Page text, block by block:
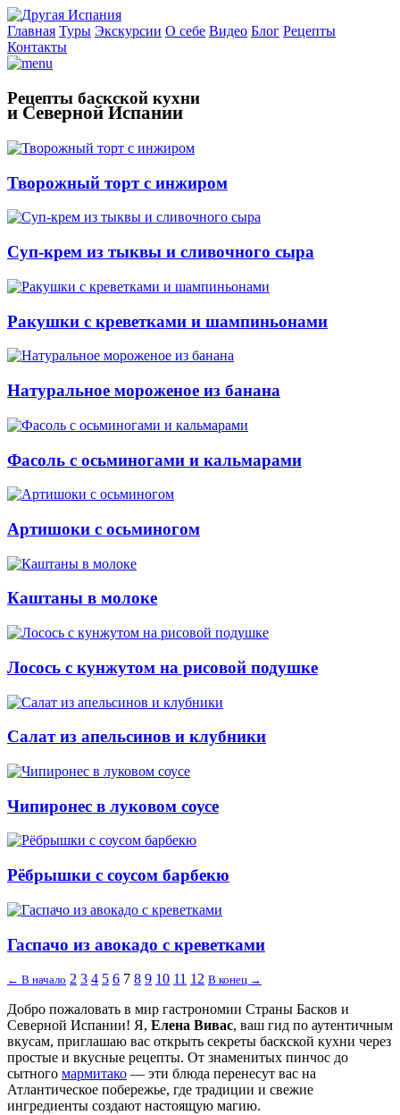
Главная Туры Экскурсии О себе Видео Блог Рецепты
Контакты
Рецепты баскской кухни
и Северной Испании
Творожный торт с инжиром
Суп-крем из тыквы и сливочного сыра
Ракушки с креветками и шампиньонами
Натуральное мороженое из банана
Фасоль с осьминогами и кальмарами
Артишоки с осьминогом
Каштаны в молоке
Лосось с кунжутом на рисовой подушке
Салат из апельсинов и клубники
Чипиронес в луковом соусе
Рёбрышки с соусом барбекю
Гаспачо из авокадо с креветками
← В начало 2 3 4 5 6 7 8 9 10 11 12 В конец →
Добро пожаловать в мир гастрономии Страны Басков и
Северной Испании! Я, Елена Вивас, ваш гид по аутентичным
вкусам, приглашаю вас открыть секреты баскской кухни через
простые и вкусные рецепты. От знаменитых пинчос до
сытного мармитако — эти блюда перенесут вас на
Атлантическое побережье, где традиции и свежие
ингредиенты создают настоящую магию.